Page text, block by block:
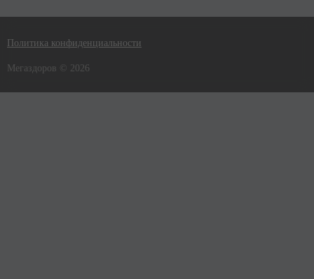
Политика конфиденциальности
Мегаздоров © 2026